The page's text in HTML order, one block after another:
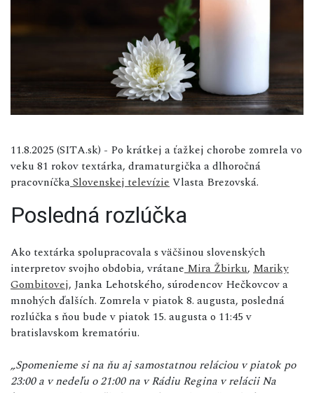
11.8.2025 (SITA.sk) - Po krátkej a ťažkej chorobe zomrela vo
veku 81 rokov textárka, dramaturgička a dlhoročná
pracovníčkaSlovenskej televízie Vlasta Brezovská.
Posledná rozlúčka
Ako textárka spolupracovala s väčšinou slovenských
interpretov svojho obdobia, vrátane Mira Žbirku, Mariky
Gombitovej, Janka Lehotského, súrodencov Hečkovcov a
mnohých ďalších. Zomrela v piatok 8. augusta, posledná
rozlúčka s ňou bude v piatok 15. augusta o 11:45 v
bratislavskom krematóriu.
„Spomenieme si na ňu aj samostatnou reláciou v piatok po
23:00 a v nedeľu o 21:00 na v Rádiu Regina v relácii Na